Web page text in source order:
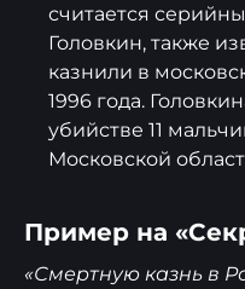
считается
Головкин, также
казнили в
1996 года.
убийстве 11
Московской
Пример на
«Смертную казнь в